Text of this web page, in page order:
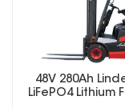
48V 280Ah
LiFePO4 Lithium